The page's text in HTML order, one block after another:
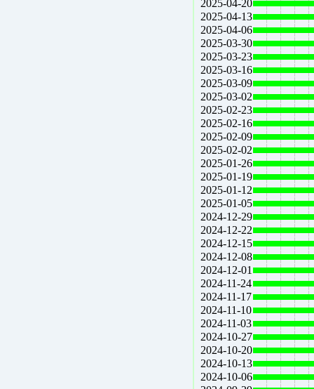
2025-04-20
2025-04-13
2025-04-06
2025-03-30
2025-03-23
2025-03-16
2025-03-09
2025-03-02
2025-02-23
2025-02-16
2025-02-09
2025-02-02
2025-01-26
2025-01-19
2025-01-12
2025-01-05
2024-12-29
2024-12-22
2024-12-15
2024-12-08
2024-12-01
2024-11-24
2024-11-17
2024-11-10
2024-11-03
2024-10-27
2024-10-20
2024-10-13
2024-10-06